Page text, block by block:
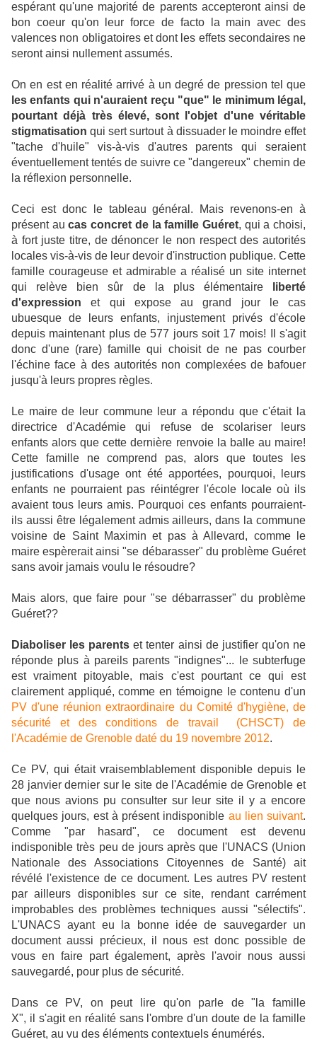
espérant qu'une majorité de parents accepteront ainsi de
bon coeur qu'on leur force de facto la main avec des
valences non obligatoires et dont les effets secondaires ne
seront ainsi nullement assumés.
On en est en réalité arrivé à un degré de pression tel que
les enfants qui n'auraient reçu "que" le minimum légal,
pourtant déjà très élevé, sont l'objet d'une véritable
stigmatisation qui sert surtout à dissuader le moindre effet
"tache d'huile" vis-à-vis d'autres parents qui seraient
éventuellement tentés de suivre ce "dangereux" chemin de
la réflexion personnelle.
Ceci est donc le tableau général. Mais revenons-en à
présent aucas concret de la famille Guéret, qui a choisi,
à fort juste titre, de dénoncer le non respect des autorités
locales vis-à-vis de leur devoir d'instruction publique. Cette
famille courageuse et admirable a réalisé un site internet
qui relève bien sûr de la plus élémentaire
liberté
d'expression et qui expose au grand jour le cas
ubuesque de leurs enfants, injustement privés d'école
depuis maintenant plus de 577 jours soit 17 mois! Il s'agit
donc d'une (rare) famille qui choisit de ne pas courber
l'échine face à des autorités non complexées de bafouer
jusqu'à leurs propres règles.
Le maire de leur commune leur a répondu que c'était la
directrice d'Académie qui refuse de scolariser leurs
enfants alors que cette dernière renvoie la balle au maire!
Cette famille ne comprend pas, alors que toutes les
justifications d'usage ont été apportées, pourquoi, leurs
enfants ne pourraient pas réintégrer l'école locale où ils
avaient tous leurs amis. Pourquoi ces enfants pourraient-
ils aussi être légalement admis ailleurs, dans la commune
voisine de Saint Maximin et pas à Allevard, comme le
maire espèrerait ainsi "se débarasser" du problème Guéret
sans avoir jamais voulu le résoudre?
Mais alors, que faire pour "se débarrasser" du problème
Guéret??
Diaboliser les parents et tenter ainsi de justifier qu'on ne
réponde plus à pareils parents "indignes"... le subterfuge
est vraiment pitoyable, mais c'est pourtant ce qui est
clairement appliqué, comme en témoigne le contenu d'un
PV d'une réunion extraordinaire du Comité d'hygiène, de
sécurité et des conditions de travail (CHSCT) de
l'Académie de Grenoble daté du 19 novembre 2012.
Ce PV, qui était vraisemblablement disponible depuis le
28 janvier dernier sur le site de l'Académie de Grenoble et
que nous avions pu consulter sur leur site il y a encore
quelques jours, est à présent indisponible au lien suivant.
Comme "par hasard", ce document est devenu
indisponible très peu de jours après que l'UNACS (Union
Nationale des Associations Citoyennes de Santé) ait
révélé l'existence de ce document. Les autres PV restent
par ailleurs disponibles sur ce site, rendant carrément
improbables des problèmes techniques aussi "sélectifs".
L'UNACS ayant eu la bonne idée de sauvegarder un
document aussi précieux, il nous est donc possible de
vous en faire part également, après l'avoir nous aussi
sauvegardé, pour plus de sécurité.
Dans ce PV, on peut lire qu'on parle de "la famille
X", il s'agit en réalité sans l'ombre d'un doute de la famille
Guéret, au vu des éléments contextuels énumérés.